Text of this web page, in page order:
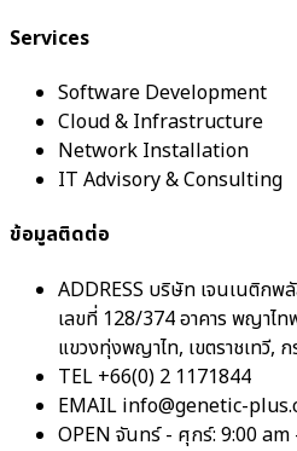
Services
Software Development
Cloud & Infrastructure
Network Installation
IT Advisory & Consulting
ข้อมูลติดต่อ
ADDRESS บริษัท เจนเนติกพ
เลขที่ 128/374 อาคาร พญาไ
แขวงทุ่งพญาไท, เขตราชเทวี,
TEL +66(0) 2 1171844
EMAIL info@genetic-
OPEN จันทร์ - ศุกร์: 9:00 am